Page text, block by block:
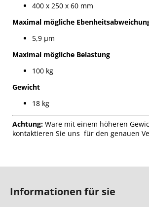
400 x 250 x 60 mm
Maximal mögliche
5,9 µm
Maximal mögliche Belastung
100 kg
Gewicht
18 kg
Achtung: Ware mit einem höheren
kontaktieren Sie uns für den genauen
Informationen für sie